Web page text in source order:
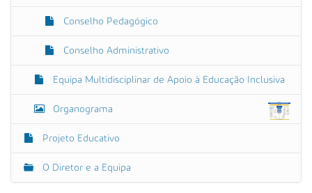
Conselho Pedagógico
Conselho Administrativo
Equipa Multidisciplinar de Apoio à Educação Inclusiva
Organograma
Projeto Educativo
O Diretor e a Equipa